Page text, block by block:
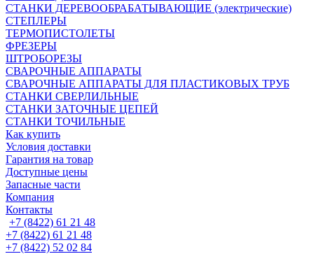
СТАНКИ ДЕРЕВООБРАБАТЫВАЮЩИЕ (электрические)
СТЕПЛЕРЫ
ТЕРМОПИСТОЛЕТЫ
ФРЕЗЕРЫ
ШТРОБОРЕЗЫ
СВАРОЧНЫЕ АППАРАТЫ
СВАРОЧНЫЕ АППАРАТЫ ДЛЯ ПЛАСТИКОВЫХ ТРУБ
СТАНКИ СВЕРЛИЛЬНЫЕ
СТАНКИ ЗАТОЧНЫЕ ЦЕПЕЙ
СТАНКИ ТОЧИЛЬНЫЕ
Как купить
Условия доставки
Гарантия на товар
Доступные цены
Запасные части
Компания
Контакты
+7 (8422) 61 21 48
+7 (8422) 61 21 48
+7 (8422) 52 02 84